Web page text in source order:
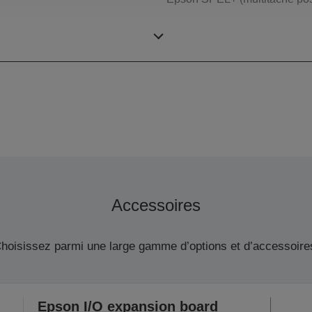
Accessoires
parmi une large gamme d’options et
Epson I/O expansion board